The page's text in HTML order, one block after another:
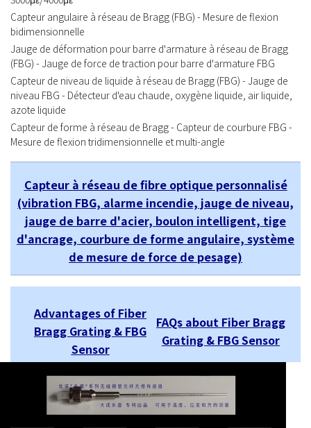
Capteur angulaire à réseau de Bragg (FBG) - Mesure de flexion
bidimensionnelle
Jauge de déformation pour barre d'armature à réseau de Bragg
(FBG) - Jauge de force de traction pour barre d'armature FBG
Capteur de niveau de liquide à réseau de Bragg (FBG) - Jauge de
niveau FBG - Détecteur d'eau chaude, oxygène liquide, air liquide,
azote liquide
Capteur de forme à réseau de Bragg - Capteur de courbure FBG -
Mesure de flexion tridimensionnelle et multi-angle
Capteur à réseau de fibre optique personnalisé
(vibration FBG, alarme incendie, jauge de niveau,
jauge de barre d'acier, boulon intelligent, tige
d'ancrage, courbure de forme angulaire, système
de mesure de force de pesage)
Advantages of Fiber
Bragg Grating & FBG
Sensor
FAQs about Fiber Bragg
Grating & FBG Sensor